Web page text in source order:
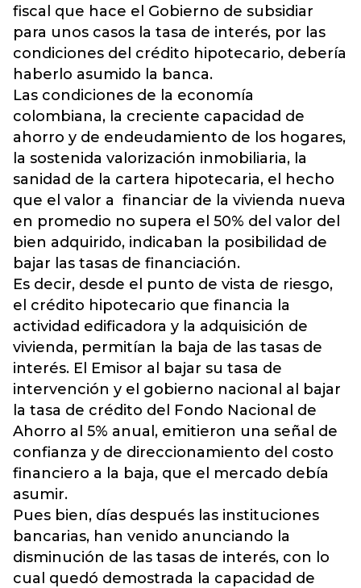
fiscal que hace el Gobierno de subsidiar
para unos casos la tasa de interés, por las
condiciones del crédito hipotecario, debería
haberlo asumido la banca.
Las condiciones de la economía
colombiana, la creciente capacidad de
ahorro y de endeudamiento de los hogares,
la sostenida valorización inmobiliaria, la
sanidad de la cartera hipotecaria, el hecho
que el valor a financiar de la vivienda nueva
en promedio no supera el 50% del valor del
bien adquirido, indicaban la posibilidad de
bajar las tasas de financiación.
Es decir, desde el punto de vista de riesgo,
el crédito hipotecario que financia la
actividad edificadora y la adquisición de
vivienda, permitían la baja de las tasas de
interés. El Emisor al bajar su tasa de
intervención y el gobierno nacional al bajar
la tasa de crédito del Fondo Nacional de
Ahorro al 5% anual, emitieron una señal de
confianza y de direccionamiento del costo
financiero a la baja, que el mercado debía
asumir.
Pues bien, días después las instituciones
bancarias, han venido anunciando la
disminución de las tasas de interés, con lo
cual quedó demostrada la capacidad de